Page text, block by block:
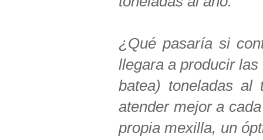
¿Qué pasaría si
llegara a producir
batea) toneladas al
atender mejor a
propia mexilla, un